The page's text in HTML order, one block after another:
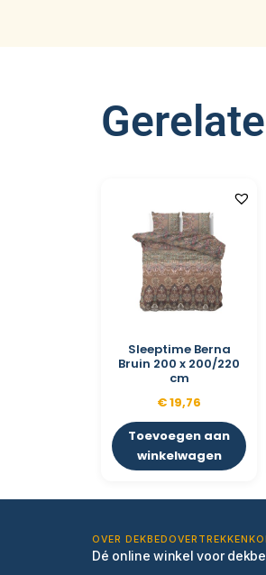
Sleeptime Berna
Bruin 200 x 200/220
cm
€19,76
Toevoegen aan
winkelwagen
OVER
Dé online winkel voor